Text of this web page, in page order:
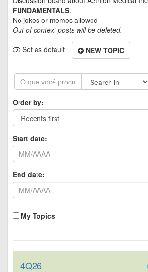
FUNDAMENTALS.
No jokes or memes allowed
Out of context posts will be deleted.
Set as default
NEW TOPIC
Order by:
Start date:
End date:
My Topics
4Q26